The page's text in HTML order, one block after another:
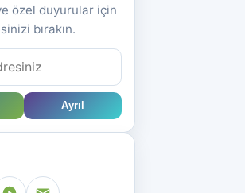
özel duyurular için
bırakın.
Ayrıl